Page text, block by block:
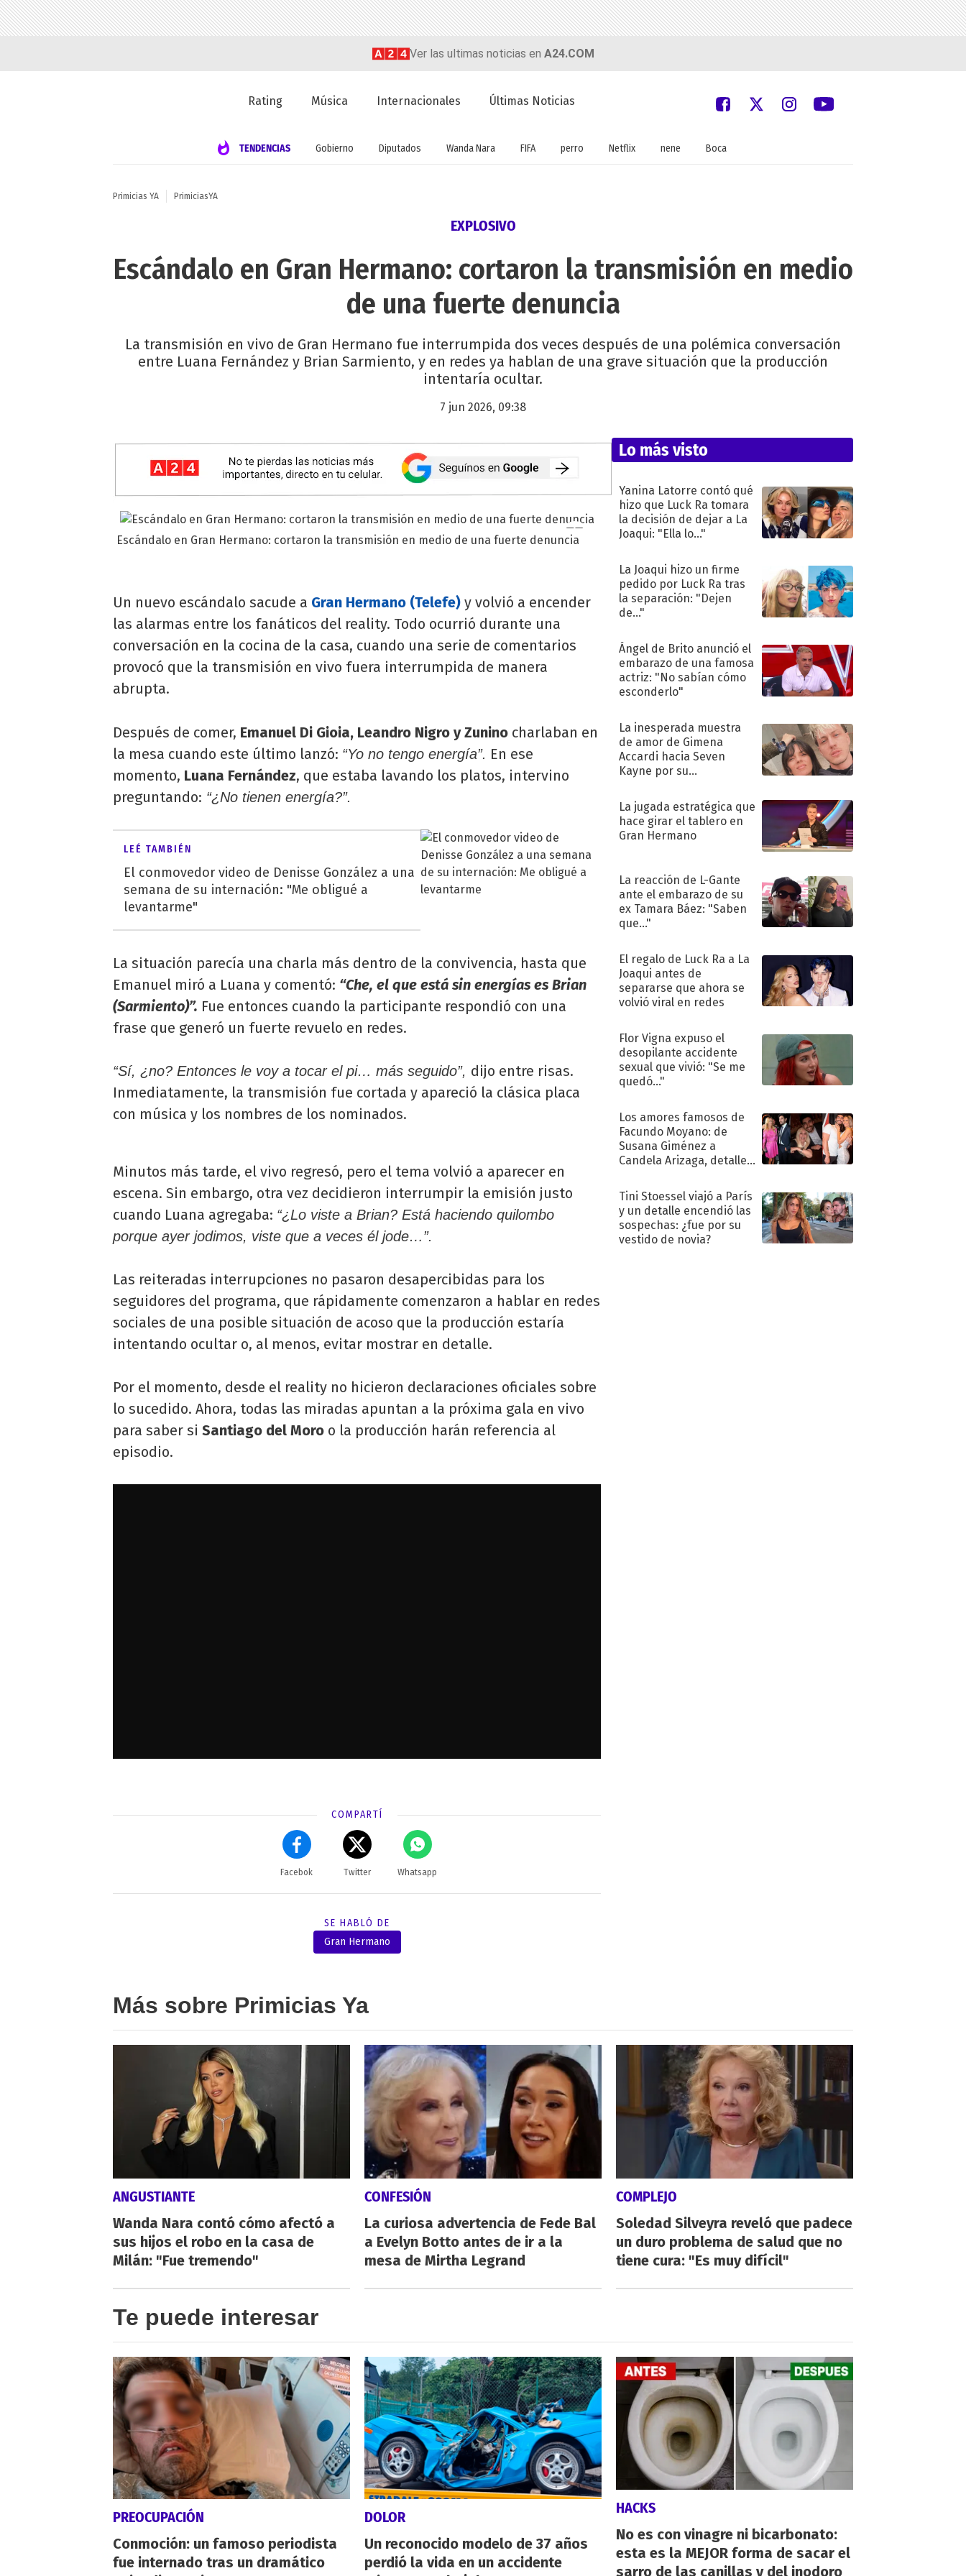
Ver las ultimas noticias en A24.COM
Rating Música Internacionales Últimas Noticias
TENDENCIAS Gobierno Diputados Wanda Nara FIFA perro Netflix nene Boca
Primicias YA PrimiciasYA
EXPLOSIVO
Escándalo en Gran Hermano: cortaron la transmisión en medio
de una fuerte denuncia
La transmisión en vivo de Gran Hermano fue interrumpida dos veces después de una polémica conversación
entre Luana Fernández y Brian Sarmiento, y en redes ya hablan de una grave situación que la producción
intentaría ocultar.
7 jun 2026, 09:38
Escándalo en Gran Hermano: cortaron la transmisión en medio de una fuerte denuncia
Un nuevo escándalo sacude a Gran Hermano (Telefe) y volvió a encender
las alarmas entre los fanáticos del reality. Todo ocurrió durante una
conversación en la cocina de la casa, cuando una serie de comentarios
provocó que la transmisión en vivo fuera interrumpida de manera
abrupta.
Después de comer, Emanuel Di Gioia, Leandro Nigro y Zunino charlaban en
la mesa cuando este último lanzó: “Yo no tengo energía”. En ese
momento, Luana Fernández, que estaba lavando los platos, intervino
preguntando: “¿No tienen energía?”.
LEÉ TAMBIÉN
El conmovedor video de Denisse González a una
semana de su internación: "Me obligué a
levantarme"
La situación parecía una charla más dentro de la convivencia, hasta que
Emanuel miró a Luana y comentó: “Che, el que está sin energías es Brian
(Sarmiento)”. Fue entonces cuando la participante respondió con una
frase que generó un fuerte revuelo en redes.
“Sí, ¿no? Entonces le voy a tocar el pi… más seguido”, dijo entre risas.
Inmediatamente, la transmisión fue cortada y apareció la clásica placa
con música y los nombres de los nominados.
Minutos más tarde, el vivo regresó, pero el tema volvió a aparecer en
escena. Sin embargo, otra vez decidieron interrumpir la emisión justo
cuando Luana agregaba: “¿Lo viste a Brian? Está haciendo quilombo
porque ayer jodimos, viste que a veces él jode…”.
Las reiteradas interrupciones no pasaron desapercibidas para los
seguidores del programa, que rápidamente comenzaron a hablar en redes
sociales de una posible situación de acoso que la producción estaría
intentando ocultar o, al menos, evitar mostrar en detalle.
Por el momento, desde el reality no hicieron declaraciones oficiales sobre
lo sucedido. Ahora, todas las miradas apuntan a la próxima gala en vivo
para saber si Santiago del Moro o la producción harán referencia al
episodio.
COMPARTÍ
Facebok Twitter Whatsapp
SE HABLÓ DE
Gran Hermano
Lo más visto
Yanina Latorre contó qué
hizo que Luck Ra tomara
la decisión de dejar a La
Joaqui: "Ella lo..."
La Joaqui hizo un firme
pedido por Luck Ra tras
la separación: "Dejen
de..."
Ángel de Brito anunció el
embarazo de una famosa
actriz: "No sabían cómo
esconderlo"
La inesperada muestra
de amor de Gimena
Accardi hacia Seven
Kayne por su
La jugada estratégica que
hace girar el tablero en
Gran Hermano
La reacción de L-Gante
ante el embarazo de su
ex Tamara Báez: "Saben
que..."
El regalo de Luck Ra a La
Joaqui antes de
separarse que ahora se
volvió viral en redes
Flor Vigna expuso el
desopilante accidente
sexual que vivió: "Se me
quedó..."
Los amores famosos de
Facundo Moyano: de
Susana Giménez a
Candela Arizaga, detalles
sentimental
Tini Stoessel viajó a París
y un detalle encendió las
sospechas: ¿fue por su
vestido de novia?
Más sobre Primicias Ya
ANGUSTIANTE
Wanda Nara contó cómo afectó a
sus hijos el robo en la casa de
Milán: "Fue tremendo"
CONFESIÓN
La curiosa advertencia de Fede Bal
a Evelyn Botto antes de ir a la
mesa de Mirtha Legrand
COMPLEJO
Soledad Silveyra reveló que padece
un duro problema de salud que no
tiene cura: "Es muy difícil"
Te puede interesar
PREOCUPACIÓN
Conmoción: un famoso periodista
fue internado tras un dramático
DOLOR
Un reconocido modelo de 37 años
perdió la vida en un accidente
HACKS
No es con vinagre ni bicarbonato:
esta es la MEJOR forma de sacar el
sarro de las canillas y del inodoro